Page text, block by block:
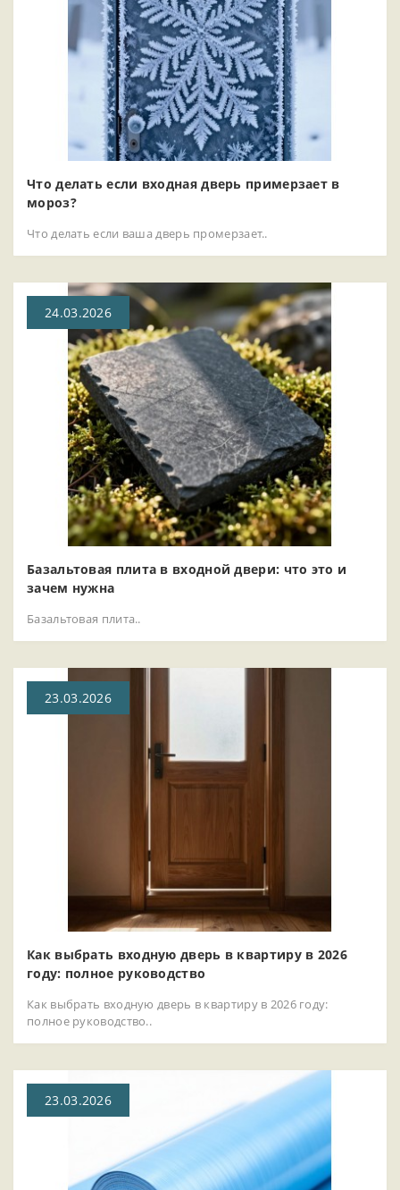
Что делать если входная дверь примерзает в
мороз?
Что делать если ваша дверь промерзает..
24.03.2026
Базальтовая плита в входной двери: что это и
зачем нужна
Базальтовая плита..
23.03.2026
Как выбрать входную дверь в квартиру в 2026
году: полное руководство
Как выбрать входную дверь в квартиру в 2026 году:
полное руководство..
23.03.2026